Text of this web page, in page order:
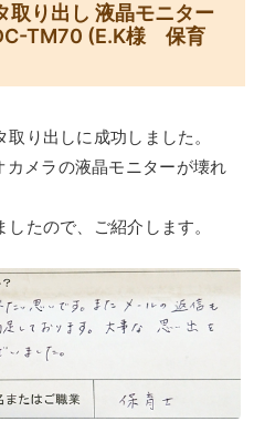
取り出し 液晶モニター
TM70 (E.K様 保育
り出しに成功しました。
メラの液晶モニターが壊れ
たので、ご紹介します。